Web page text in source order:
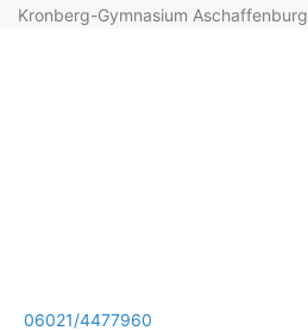
Kronberg-Gymnasium Aschaffenburg
06021/4477960